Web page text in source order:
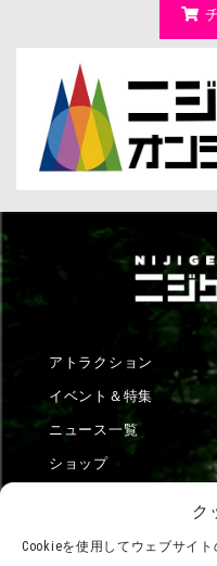
ク
Cookieを使用してウェブサイ
アトラクション
イベント＆特集
ニュース一覧
ショップ